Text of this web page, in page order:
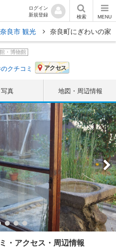
ログイン
新規登録
検索 MENU
奈良市 観光 奈良町にぎわいの家
・博物館
クチコミ アクセス
写真 地図・周辺情報
・アクセス・周辺情報